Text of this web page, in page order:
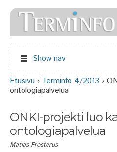
Jump to
Show nav
Olet täällä
Etusivu › Terminfo 4/2013 ›
ontologiapalvelua
ONKI-projekti luo
ontologiapalvelua
Matias Frosterus